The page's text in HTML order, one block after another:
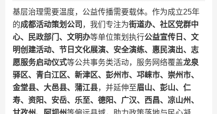
基层治理需要温度，公益传播需要载体。作为成立25年
的成都活动策划公司 ，我们专注为街道办、社区党群中
心、民政部门、文明办等单位策划执行公益宣传日、文
明创建活动、节日文化展演、安全演练、惠民演出、志
愿服务启动仪式等公共事务类活动，服务网络覆盖龙泉
驿区、青白江区、新津区、彭州市、邛崃市、崇州市、
金堂县、大邑县、蒲江县，并延伸至眉山、彭山、仁
寿、资阳、安岳、乐至、德阳、广汉、西昌、凉山州、